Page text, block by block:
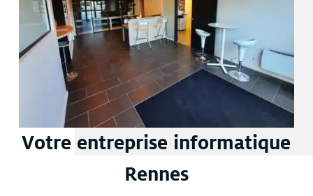
Votre entreprise informatique
Rennes